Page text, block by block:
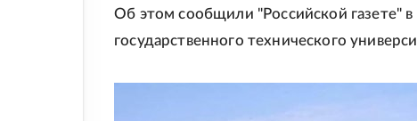
Об этом сообщили "Российской газете"
государственного технического